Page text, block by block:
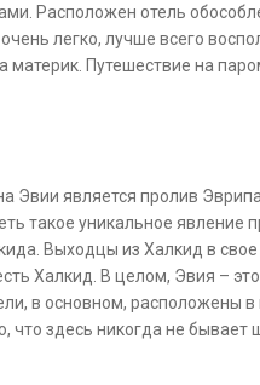
Расположен отель
легко, лучше всего
материк. Путешествие на
Эвии является пролив
такое уникальное явление
Выходцы из Халкид в
Халкид. В целом, Эвия –
в основном, расположены
что здесь никогда не бывает